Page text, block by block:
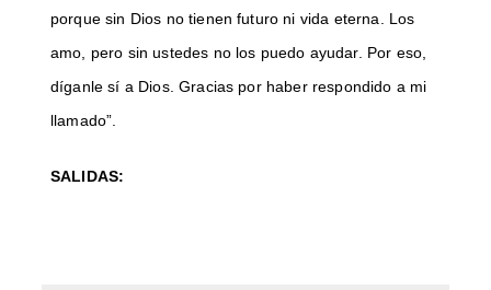
porque sin Dios no tienen futuro ni vida eterna. Los
amo, pero sin ustedes no los puedo ayudar. Por eso,
díganle sí a Dios. Gracias por haber respondido a mi
llamado”.
SALIDAS: